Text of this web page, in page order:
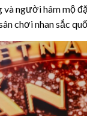
người hâm mộ
chơi nhan sắc